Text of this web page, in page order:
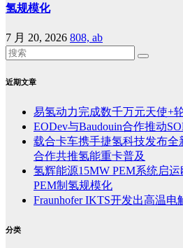
氢规模化
7 月 20, 2026 808, ab
近期文章
易氢动力完成数千万元天使+
EODev与Baudouin合作推动
载合卡车携手捷氢科技发布
合作共推氢能重卡普及
氢辉能源15MW PEM系统启
PEM制氢规模化
Fraunhofer IKTS开发出高温电
分类